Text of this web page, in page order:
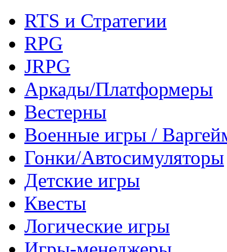
RTS и Стратегии
RPG
JRPG
Аркады/Платформеры
Вестерны
Военные игры /
Гонки/Автосимуляторы
Детские игры
Квесты
Логические игры